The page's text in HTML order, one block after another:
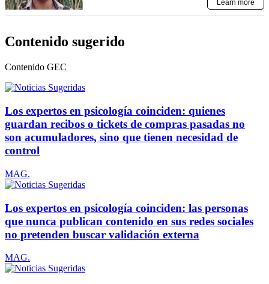
Contenido sugerido
Contenido GEC
Los expertos en psicología coinciden: quienes
guardan recibos o tickets de compras pasadas no
son acumuladores, sino que tienen necesidad de
control
MAG.
Los expertos en psicología coinciden: las personas
que nunca publican contenido en sus redes sociales
no pretenden buscar validación externa
MAG.